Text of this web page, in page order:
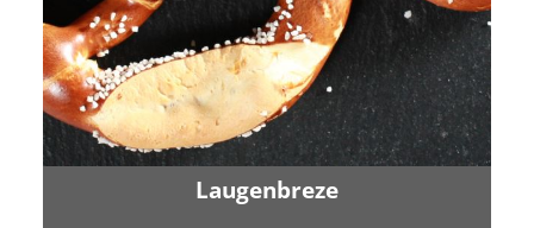
Laugenbreze